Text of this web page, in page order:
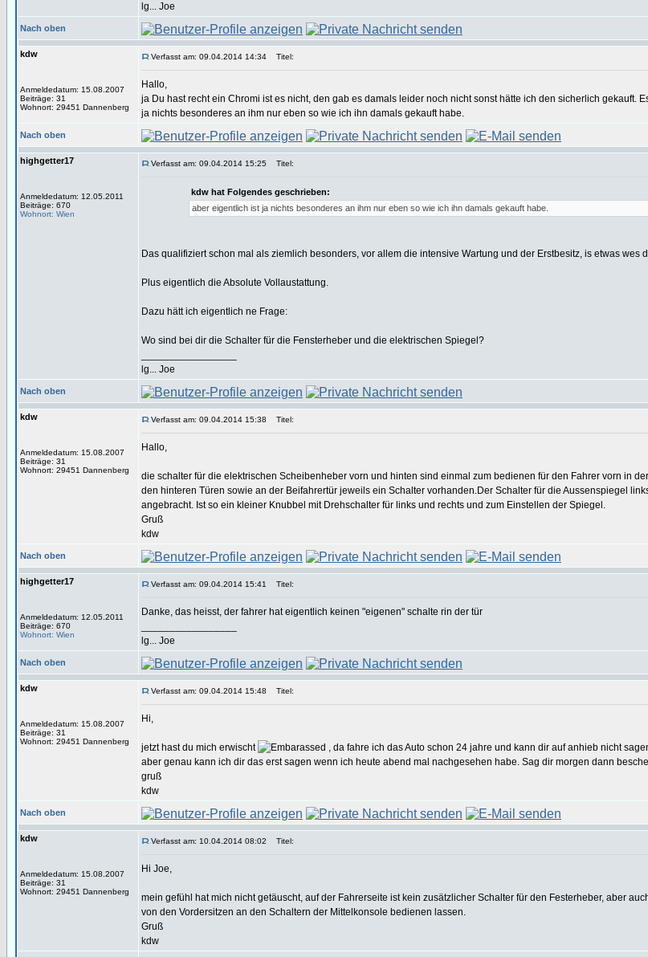
lg... Joe
Nach oben
kdw
Anmeldedatum: 15.08.2007
Beiträge: 31
Wohnort: 29451 Dannenberg
Verfasst am: 09.04.2014 14:34 Titel:
Hallo,
ja Du hast recht ein Chromi ist es nicht, den gab es damals leider noch nicht sonst hätte ich den sicherlich
ja nichts besonderes an ihm nur eben so wie ich ihn damals gekauft habe.
Nach oben
highgetter17
Anmeldedatum: 12.05.2011
Beiträge: 670
Wohnort: Wien
Verfasst am: 09.04.2014 15:25 Titel:
kdw hat Folgendes geschrieben:
aber eigentlich ist ja nichts besonderes an ihm nur eben so wie ich ihn damals gekauft habe.
Das qualifiziert schon mal als ziemlich besonders, vor allem die intensive Wartung und der Erstbesitz, is etwas wes
Plus eigentlich die Absolute Vollaustattung.
Dazu hätt ich eigentlich ne Frage:
Wo sind bei dir die Schalter für die Fensterheber und die elektrischen Spiegel?
lg... Joe
Nach oben
kdw
Anmeldedatum: 15.08.2007
Beiträge: 31
Wohnort: 29451 Dannenberg
Verfasst am: 09.04.2014 15:38 Titel:
Hallo,
die schalter für die elektrischen Scheibenheber vorn und hinten sind einmal zum bedienen für den Fahrer vorn in
den hinteren Türen sowie an der Beifahrertür jeweils ein Schalter vorhanden.Der Schalter für die Aussenspiegel
angebracht. Ist so ein kleiner Knubbel mit Drehschalter für links und rechts und zum Einstellen der Spiegel.
Gruß
kdw
Nach oben
highgetter17
Anmeldedatum: 12.05.2011
Beiträge: 670
Wohnort: Wien
Verfasst am: 09.04.2014 15:41 Titel:
Danke, das heisst, der fahrer hat eigentlich keinen "eigenen" schalte rin der tür
lg... Joe
Nach oben
kdw
Anmeldedatum: 15.08.2007
Beiträge: 31
Wohnort: 29451 Dannenberg
Verfasst am: 09.04.2014 15:48 Titel:
Hi,
jetzt hast du mich erwischt
, da fahre ich das Auto schon 24 jahre und kann dir auf anhieb nicht
aber genau kann ich dir das erst sagen wenn ich heute abend mal nachgesehen habe. Sag dir morgen dann
gruß
kdw
Nach oben
kdw
Anmeldedatum: 15.08.2007
Beiträge: 31
Wohnort: 29451 Dannenberg
Verfasst am: 10.04.2014 08:02 Titel:
Hi Joe,
mein gefühl hat mich nicht getäuscht, auf der Fahrerseite ist kein zusätzlicher Schalter für den Festerheber, aber
von den Vordersitzen an den Schaltern der Mittelkonsole bedienen lassen.
Gruß
kdw